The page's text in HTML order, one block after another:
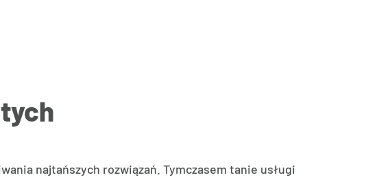
najtańszych rozwiązań. Tymczasem tanie usługi